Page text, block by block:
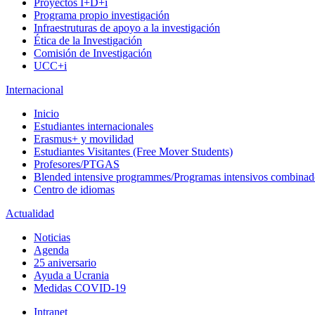
Proyectos I+D+i
Programa propio investigación
Infraestruturas de apoyo a la investigación
Ética de la Investigación
Comisión de Investigación
UCC+i
Internacional
Inicio
Estudiantes internacionales
Erasmus+ y movilidad
Estudiantes Visitantes (Free Mover Students)
Profesores/PTGAS
Blended intensive programmes/Programas intensivos
Centro de idiomas
Actualidad
Noticias
Agenda
25 aniversario
Ayuda a Ucrania
Medidas COVID-19
Intranet